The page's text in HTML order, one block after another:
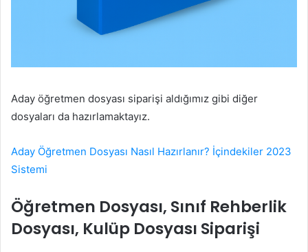
Aday öğretmen dosyası siparişi aldığımız gibi diğer
dosyaları da hazırlamaktayız.
Aday Öğretmen Dosyası Nasıl Hazırlanır? İçindekiler 2023
Sistemi
Öğretmen Dosyası, Sınıf Rehberlik
Dosyası, Kulüp Dosyası Siparişi